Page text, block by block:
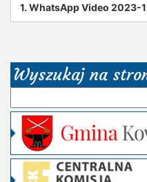
1. WhatsApp Video 2023-
Wyszukaj na